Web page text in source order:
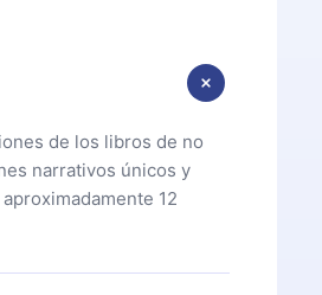
de los libros de no
narrativos únicos y
12